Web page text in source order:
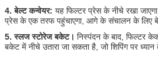
4. बेल्ट कन्वेयर: यह फिल्टर प्रेस के नीचे रखा
प्रेस के एक तरफ पहुंचाएगा, आगे के संचालन के लिए
5. स्लज स्टोरेज बकेट। निस्पंदन के बाद, फिल्टर
बकेट में नीचे उतारा जा सकता है, जो शिपिंग पर